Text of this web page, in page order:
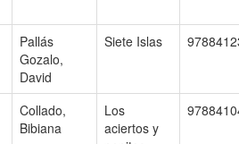
Pallás
Gozalo,
David
Siete Islas
Collado,
Bibiana
Los
aciertos y